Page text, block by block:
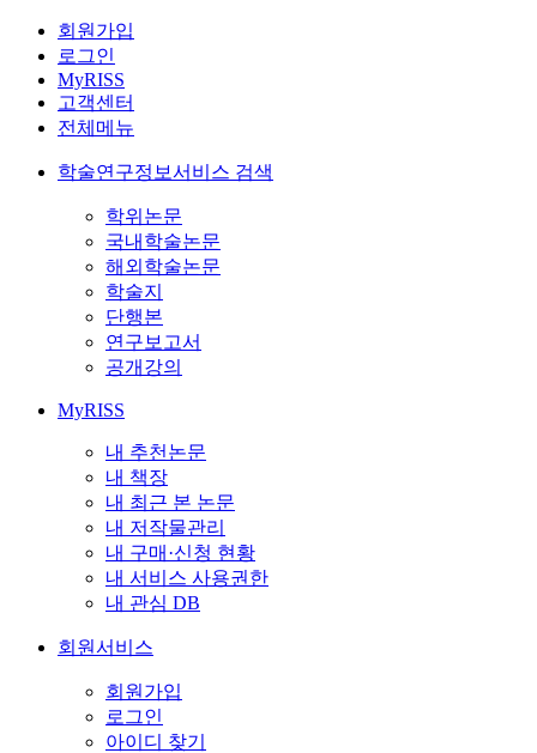
회원가입
로그인
MyRISS
고객센터
전체메뉴
학술연구정보서비스 검색
학위논문
국내학술논문
해외학술논문
학술지
단행본
연구보고서
공개강의
MyRISS
내 추천논문
내 책장
내 최근 본 논문
내 저작물관리
내 구매·신청 현황
내 서비스 사용권한
내 관심 DB
회원서비스
회원가입
로그인
아이디 찾기